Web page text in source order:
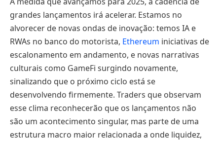
grandes lançamentos irá acelerar. Estamos no
alvorecer de novas ondas de inovação: temos IA e
RWAs no banco do motorista, Ethereum iniciativas de
escalonamento em andamento, e novas narrativas
culturais como GameFi surgindo novamente,
sinalizando que o próximo ciclo está se
desenvolvendo firmemente. Traders que observam
esse clima reconhecerão que os lançamentos não
são um acontecimento singular, mas parte de uma
estrutura macro maior relacionada a onde liquidez,